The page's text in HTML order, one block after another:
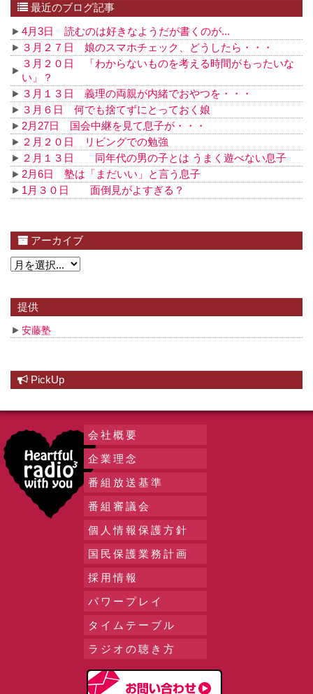
最近のブログ記事
4月3日 読むのは好きなようだが書くのが...
３月２７日 娘のスマホチェック、どうしたら・・・
３月２０日 「わからないものを考える時間がもったいな
い」？
３月１３日 義理の両親が内緒でおやつを・・・
３月６日 何でも捨てずにとっておく娘
2月27日 国会中継を見て息子が・・・
２月２０日 リビングでの勉強
２月１３日 同年代の男の子とは うまく遊べない息子
2月6日 塾は「まだいい」と言う息子
1月３０日 面倒見がよすぎる？
アーカイブ
提供
安藤塾
PickUp
会社概要
企業理念
番組放送基準
番組審議会
個人情報保護方針
国民保護業務計画
採用情報
パワープレイ
タイムテーブル
ラジオの聴き方